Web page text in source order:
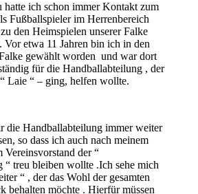
hatte ich schon immer Kontakt zum
Fußballspieler im Herrenbereich
den Heimspielen unserer Falke
Vor etwa 11 Jahren bin ich in den
gewählt worden und war dort
für die Handballabteilung , der
Laie “ – ging, helfen wollte.
die Handballabteilung immer weiter
so dass ich auch nach meinem
Vereinsvorstand der “
“ treu bleiben wollte .Ich sehe mich
“ , der das Wohl der gesamten
behalten möchte . Hierfür müssen